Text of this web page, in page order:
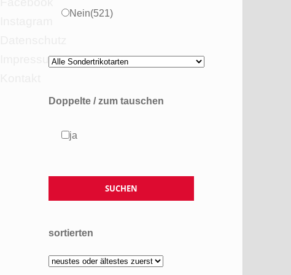
Nein(521)
Doppelte / zum tauschen
ja
sortierten
Impressum